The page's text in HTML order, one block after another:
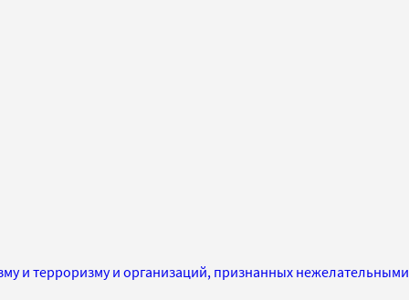
и терроризму и организаций, признанных нежелательными